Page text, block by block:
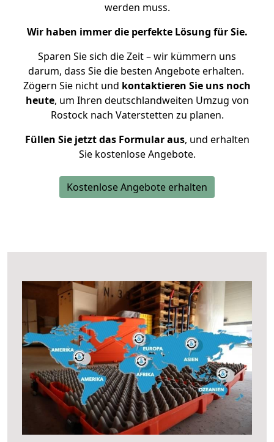
werden muss.
Wir haben immer die perfekte Lösung für Sie.
Sparen Sie sich die Zeit – wir kümmern uns
darum, dass Sie die besten Angebote erhalten.
Zögern Sie nicht und kontaktieren Sie uns noch
heute, um Ihren deutschlandweiten Umzug von
Rostock nach Vaterstetten zu planen.
Füllen Sie jetzt das Formular aus, und erhalten
Sie kostenlose Angebote.
Kostenlose Angebote erhalten